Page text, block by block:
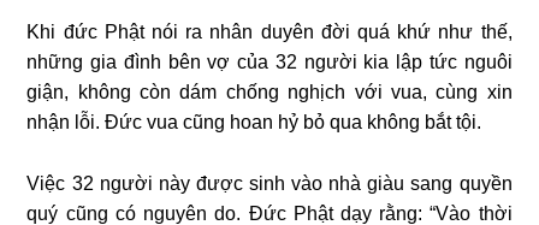
Khi đức Phật nói ra nhân duyên đời quá khứ như thế,
những gia đình bên vợ của 32 người kia lập tức nguôi
giận, không còn dám chống nghịch với vua, cùng xin
nhận lỗi. Đức vua cũng hoan hỷ bỏ qua không bắt tội.
Việc 32 người này được sinh vào nhà giàu sang quyền
quý cũng có nguyên do. Đức Phật dạy rằng: “Vào thời